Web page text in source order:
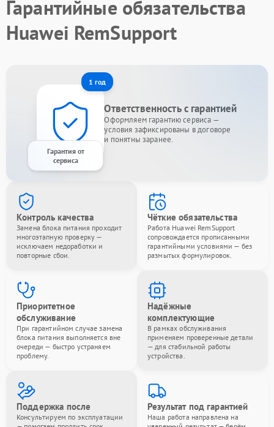
Гарантийные обязательства
Huawei RemSupport
1 год
Гарантия от
сервиса
Ответственность с гарантией
Оформляем гарантию сервиса —
условия зафиксированы в договоре
и понятны заранее.
Контроль качества
Замена блока питания проходит
многоэтапную проверку —
исключаем недоработки и
повторные сбои.
Чёткие обязательства
Работа Huawei RemSupport
сопровождается прописанными
гарантийными условиями — без
размытых формулировок.
Приоритетное
обслуживание
При гарантийном случае замена
блока питания выполняется вне
очереди — быстро устраняем
проблему.
Надёжные
комплектующие
В рамках обслуживания
применяем проверенные детали
— для стабильной работы
устройства.
Поддержка после
Консультируем по эксплуатации
Результат под гарантией
Наша работа направлена на